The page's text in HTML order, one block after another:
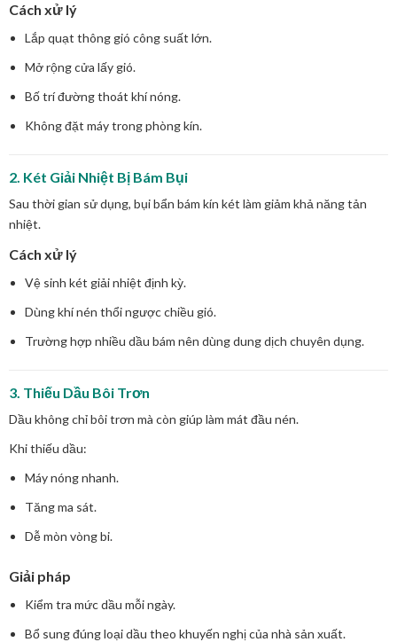
Cách xử lý
Lắp quạt thông gió công suất lớn.
Mở rộng cửa lấy gió.
Bố trí đường thoát khí nóng.
Không đặt máy trong phòng kín.
2. Két Giải Nhiệt Bị Bám Bụi
Sau thời gian sử dụng, bụi bẩn bám kín két làm giảm khả năng tản
nhiệt.
Cách xử lý
Vệ sinh két giải nhiệt định kỳ.
Dùng khí nén thổi ngược chiều gió.
Trường hợp nhiều dầu bám nên dùng dung dịch chuyên dụng.
3. Thiếu Dầu Bôi Trơn
Dầu không chỉ bôi trơn mà còn giúp làm mát đầu nén.
Khi thiếu dầu:
Máy nóng nhanh.
Tăng ma sát.
Dễ mòn vòng bi.
Giải pháp
Kiểm tra mức dầu mỗi ngày.
Bổ sung đúng loại dầu theo khuyến nghị của nhà sản xuất.